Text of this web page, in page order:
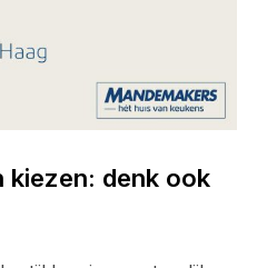
kiezen: denk ook